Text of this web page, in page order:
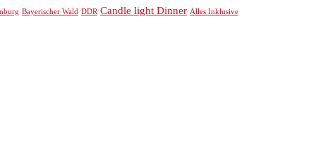
Bayerischer Wald DDR Candle light Dinner Alles Inklusive